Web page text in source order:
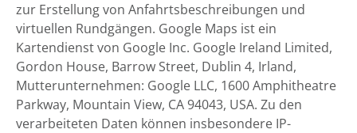
zur Erstellung von Anfahrtsbeschreibungen und
virtuellen Rundgängen. Google Maps ist ein
Kartendienst von Google Inc. Google Ireland Limited,
Gordon House, Barrow Street, Dublin 4, Irland,
Mutterunternehmen: Google LLC, 1600 Amphitheatre
Parkway, Mountain View, CA 94043, USA. Zu den
verarbeiteten Daten können insbesondere IP-